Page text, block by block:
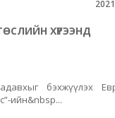
ХҮРЭЭНД
бэхжүүлэх
ийн&nbsp...